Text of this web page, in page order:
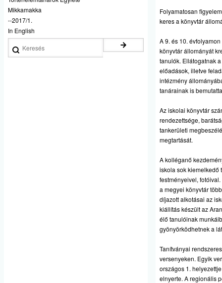
Mikkamakka
--2017/1.
In English
Folyamatosan
keres a könyvtár
A 9. és 10.
könyvtár állományát
tanulók. Ellátogatnak
előadások, illetve
intézmény
tanárainak is
Az iskolai könyvtár
rendezettsége,
tankerületi
megtartását.
A kolléganő
iskola sok kiemelkedő
festményeivel,
a megyei könyvtár
díjazott alkotásai az
kiállítás készült az
élő tanulóinak
gyönyörködhetnek a
Tanítványai
versenyeken. Egyik
országos 1.
elnyerte. A regionális